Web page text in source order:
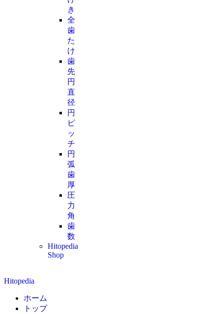
き
全
歯
た
け
歯
先
円
直
径
円
ピ
ッ
チ
円
弧
歯
厚
圧
力
角
歯
数
Hitopedia
Shop
Hitopedia
ホーム
トップ